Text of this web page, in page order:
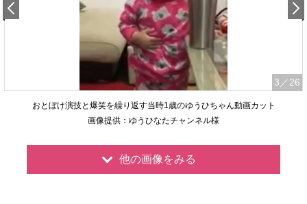
3 ／26
おとぼけ演技と爆笑を繰り返す当時1歳のゆうひちゃん動画カット
画像提供：ゆうひなたチャンネル様
他の画像をみる